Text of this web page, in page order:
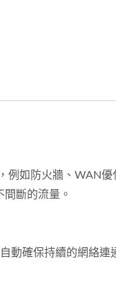
例如防火牆、WAN優
斷的流量。
動確保持續的網絡連